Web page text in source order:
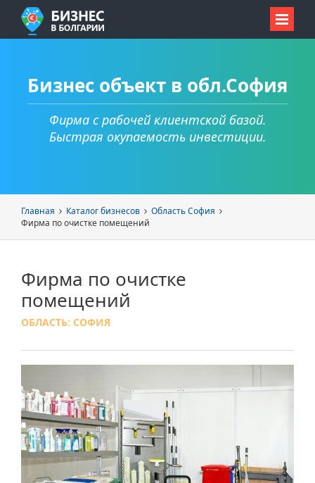
Бизнес объект в обл.София
Фирма с рабочей клиентской базой.
Быстрая окупаемость инвестиции.
Главная Каталог бизнесов
Область София
Фирма по очистке помещений
Фирма по очистке
помещений
ОБЛАСТЬ: СОФИЯ